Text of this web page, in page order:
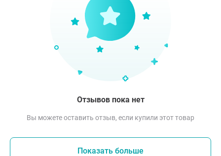
Отзывов пока нет
Вы можете оставить отзыв, если купили этот товар
Показать больше